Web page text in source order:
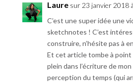
Laure sur 23 janvier 2018
C’est une super idée une
sketchnotes ! C’est
construire, n’hésite pas à
Et cet article tombe à point
plein dans l’écriture de
perception du temps (qui